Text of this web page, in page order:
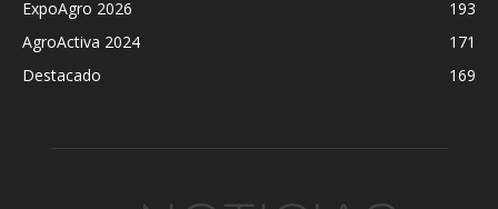
ExpoAgro 2026
193
AgroActiva 2024
171
Destacado
169